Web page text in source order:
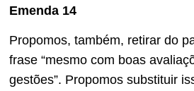
Emenda 14
Propomos, também, retirar do
frase “mesmo com boas
gestões”. Propomos substituir